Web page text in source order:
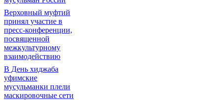
Верховный муфтий
принял участие в
пресс-конференции,
посвященной
межкультурному
взаимодействию
В День хиджаба
уфимские
мусульманки плели
маскировочные сети